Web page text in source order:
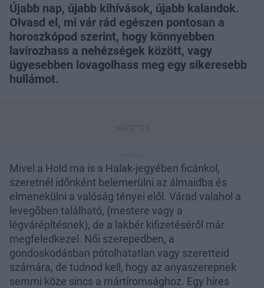
Újabb nap, újabb kihívások, újabb kalandok.
Olvasd el, mi vár rád egészen pontosan a
horoszkópod szerint, hogy könnyebben
lavírozhass a nehézségek között, vagy
ügyesebben lovagolhass meg egy sikeresebb
hullámot.
Mivel a Hold ma is a Halak-jegyében ficánkol,
szeretnél időnként belemerülni az álmaidba és
elmenekülni a valóság tényei elől. Várad valahol a
levegőben található, (mestere vagy a
légvárépítésnek), de a lakbér kifizetéséről már
megfeledkezel. Női szerepedben, a
gondoskodásban pótolhatatlan vagy szeretteid
számára, de tudnod kell, hogy az anyaszerepnek
semmi köze sincs a mártíromsághoz. Egy híres